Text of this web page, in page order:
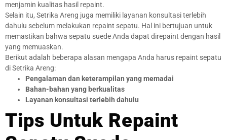
menjamin kualitas hasil repaint.
Selain itu, Setrika Areng juga memiliki layanan konsultasi terlebih
dahulu sebelum melakukan repaint sepatu. Hal ini bertujuan untuk
memastikan bahwa sepatu suede Anda dapat direpaint dengan hasil
yang memuaskan.
Berikut adalah beberapa alasan mengapa Anda harus repaint sepatu
di Setrika Areng:
Pengalaman dan keterampilan yang memadai
Bahan-bahan yang berkualitas
Layanan konsultasi terlebih dahulu
Tips Untuk Repaint